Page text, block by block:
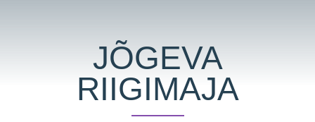
JÕGEVA
RIIGIMAJA